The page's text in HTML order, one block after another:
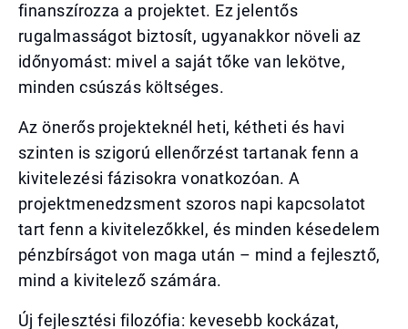
finanszírozza a projektet. Ez jelentős
rugalmasságot biztosít, ugyanakkor növeli az
időnyomást: mivel a saját tőke van lekötve,
minden csúszás költséges.
Az önerős projekteknél heti, kétheti és havi
szinten is szigorú ellenőrzést tartanak fenn a
kivitelezési fázisokra vonatkozóan. A
projektmenedzsment szoros napi kapcsolatot
tart fenn a kivitelezőkkel, és minden késedelem
pénzbírságot von maga után – mind a fejlesztő,
mind a kivitelező számára.
Új fejlesztési filozófia: kevesebb kockázat,